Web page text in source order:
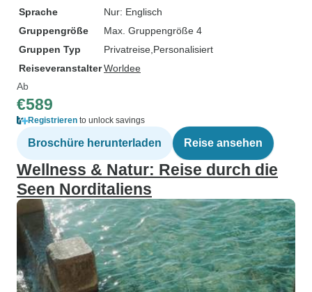
Sprache
Nur: Englisch
Gruppengröße
Max. Gruppengröße 4
Gruppen Typ
Privatreise Personalisiert
ReiseveranstalterWorldee
Ab
€589
Registrieren to unlock savings
Broschüre herunterladen Reise ansehen
Wellness & Natur: Reise durch die
Seen Norditaliens